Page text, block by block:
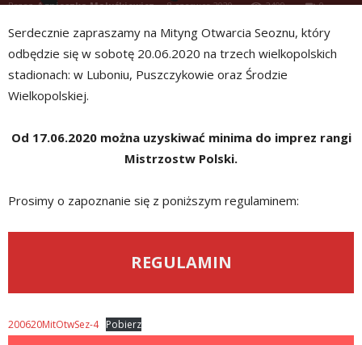
Przez Agnieszka Maluśkiewicz - 8 czerwca 2020 2409 0
Serdecznie zapraszamy na Mityng Otwarcia Seoznu, który
odbędzie się w sobotę 20.06.2020 na trzech wielkopolskich
stadionach: w Luboniu, Puszczykowie oraz Środzie
Wielkopolskiej.
Od 17.06.2020 można uzyskiwać minima do imprez rangi
Mistrzostw Polski.
Prosimy o zapoznanie się z poniższym regulaminem:
REGULAMIN
200620MitOtwSez-4 Pobierz